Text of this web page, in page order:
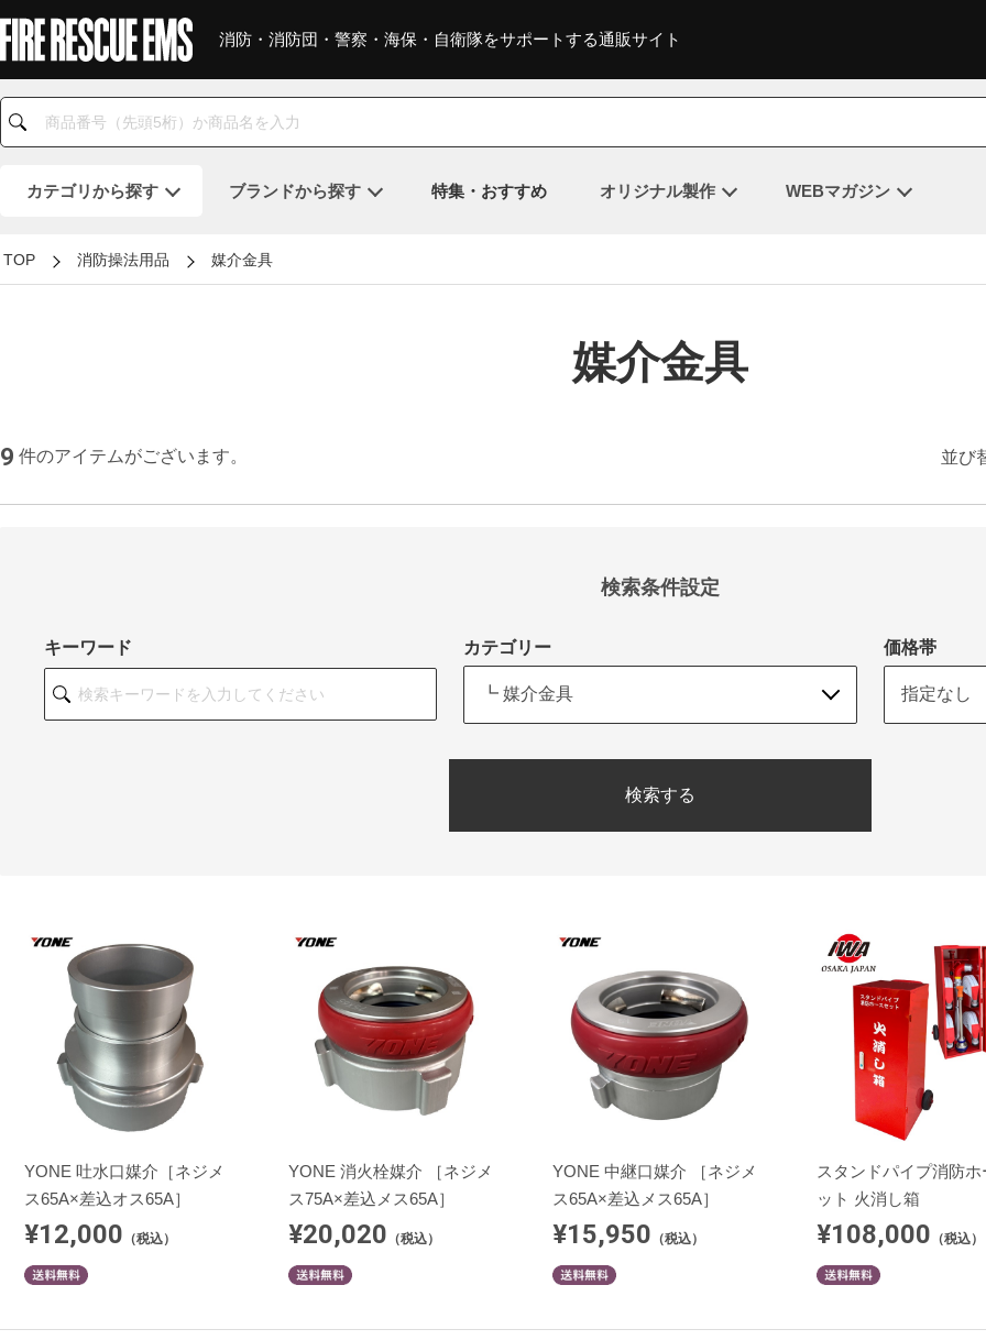
消防・消防団・警察・海保・自衛隊をサポートする通販サイト
カテゴリから探す ブランドから探す 特集・おすすめ オリジナル製作 WEBマガジン
TOP 消防操法用品 媒介金具
媒介金具
9 件のアイテムがございます。 並び
検索条件設定
キーワード カテゴリー 価格帯
検索する
YONE 吐水口媒介［ネジメ
ス65A×差込オス65A］
¥12,000 （税込）
YONE 消火栓媒介 ［ネジメ
ス75A×差込メス65A］
¥20,020 （税込）
YONE 中継口媒介 ［ネジメ
ス65A×差込メス65A］
¥15,950 （税込）
スタンドパイプ消防ホ
ット 火消し箱
¥108,000 （税込）